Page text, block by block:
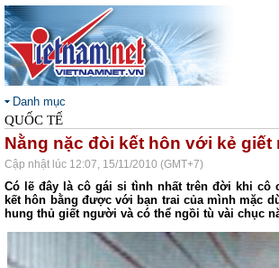
Danh mục
QUỐC TẾ
Nằng nặc đòi kết hôn với kẻ
Cập nhật lúc 12:07, 15/11/2010 (GMT+7)
Có lẽ đây là cô gái si tình nhất trên đời khi cô
kết hôn bằng được với bạn trai của mình mặc
hung thủ giết người và có thể ngồi tù vài chục